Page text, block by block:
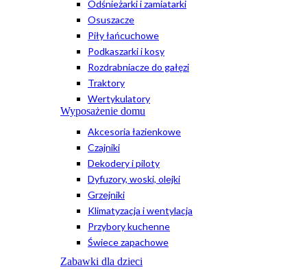
Odśnieżarki i zamiatarki
Osuszacze
Piły łańcuchowe
Podkaszarki i kosy
Rozdrabniacze do gałęzi
Traktory
Wertykulatory
Wyposażenie domu
Akcesoria łazienkowe
Czajniki
Dekodery i piloty
Dyfuzory, woski, olejki
Grzejniki
Klimatyzacja i wentylacja
Przybory kuchenne
Świece zapachowe
Zabawki dla dzieci